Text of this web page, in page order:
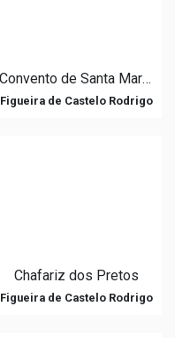
Convento de Santa Maria de Aguiar
Figueira de Castelo Rodrigo
Chafariz dos Pretos
Figueira de Castelo Rodrigo